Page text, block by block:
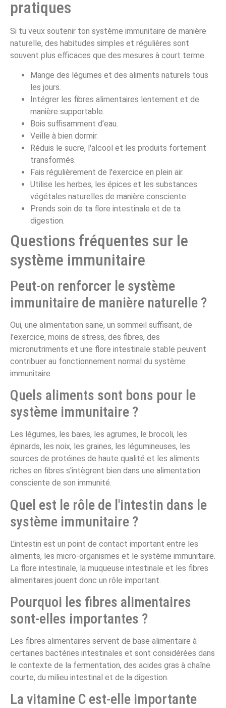
pratiques
Si tu veux soutenir ton système immunitaire de manière
naturelle, des habitudes simples et régulières sont
souvent plus efficaces que des mesures à court terme.
Mange des légumes et des aliments naturels tous
les jours.
Intégrer les fibres alimentaires lentement et de
manière supportable.
Bois suffisamment d'eau.
Veille à bien dormir.
Réduis le sucre, l'alcool et les produits fortement
transformés.
Fais régulièrement de l'exercice en plein air.
Utilise les herbes, les épices et les substances
végétales naturelles de manière consciente.
Prends soin de ta flore intestinale et de ta
digestion.
Questions fréquentes sur le
système immunitaire
Peut-on renforcer le système
immunitaire de manière naturelle ?
Oui, une alimentation saine, un sommeil suffisant, de
l'exercice, moins de stress, des fibres, des
micronutriments et une flore intestinale stable peuvent
contribuer au fonctionnement normal du système
immunitaire.
Quels aliments sont bons pour le
système immunitaire ?
Les légumes, les baies, les agrumes, le brocoli, les
épinards, les noix, les graines, les légumineuses, les
sources de protéines de haute qualité et les aliments
riches en fibres s'intègrent bien dans une alimentation
consciente de son immunité.
Quel est le rôle de l'intestin dans le
système immunitaire ?
L'intestin est un point de contact important entre les
aliments, les micro-organismes et le système immunitaire.
La flore intestinale, la muqueuse intestinale et les fibres
alimentaires jouent donc un rôle important.
Pourquoi les fibres alimentaires
sont-elles importantes ?
Les fibres alimentaires servent de base alimentaire à
certaines bactéries intestinales et sont considérées dans
le contexte de la fermentation, des acides gras à chaîne
courte, du milieu intestinal et de la digestion.
La vitamine C est-elle importante